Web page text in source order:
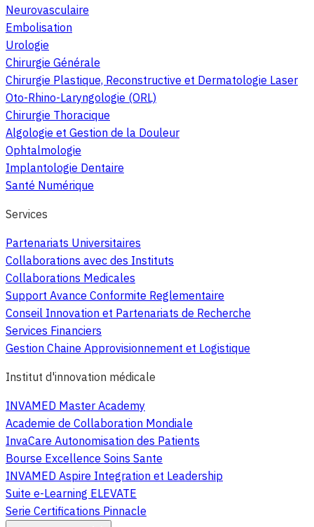
Neurovasculaire
Embolisation
Urologie
Chirurgie Générale
Chirurgie Plastique, Reconstructive et Dermatologie Laser
Oto-Rhino-Laryngologie (ORL)
Chirurgie Thoracique
Algologie et Gestion de la Douleur
Ophtalmologie
Implantologie Dentaire
Santé Numérique
Services
Partenariats Universitaires
Collaborations avec des Instituts
Collaborations Medicales
Support Avance Conformite Reglementaire
Conseil Innovation et Partenariats de Recherche
Services Financiers
Gestion Chaine Approvisionnement et Logistique
Institut d'innovation médicale
INVAMED Master Academy
Academie de Collaboration Mondiale
InvaCare Autonomisation des Patients
Bourse Excellence Soins Sante
INVAMED Aspire Integration et Leadership
Suite e-Learning ELEVATE
Serie Certifications Pinnacle